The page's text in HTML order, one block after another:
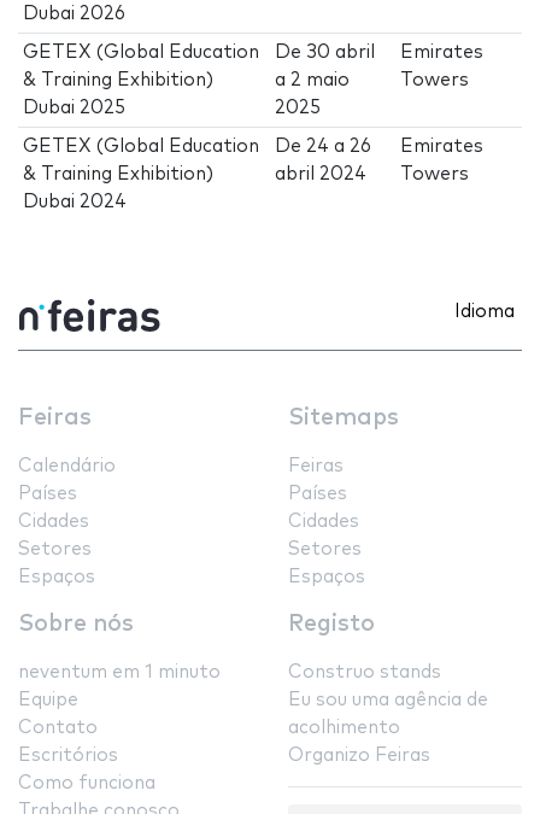
Dubai 2026
GETEX (Global Education
& Training Exhibition)
Dubai 2025
De 30 abril
a 2 maio
2025
Emirates
Towers
GETEX (Global Education
& Training Exhibition)
Dubai 2024
De 24 a 26
abril 2024
Emirates
Towers
Idioma
Feiras
Calendário
Países
Cidades
Setores
Espaços
Sitemaps
Feiras
Países
Cidades
Setores
Espaços
Sobre nós
neventum em 1 minuto
Equipe
Contato
Escritórios
Como funciona
Registo
Construo stands
Eu sou uma agência de
acolhimento
Organizo Feiras